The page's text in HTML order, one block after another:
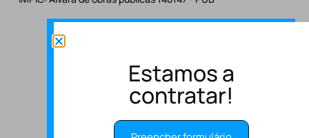
Estamos a
contratar!